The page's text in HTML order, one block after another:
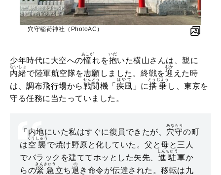
穴守稲荷神社（PhotoAC）
少年時代に大空への憧
あこが
れを抱
いだ
いた横山さんは、親に
内緒
ないしょ
で陸軍航空隊を志願しました。終戦を迎
むか
えた時
は、調布飛行場から戦闘
せんとう
機「 疾風
はやて
」に搭乗
とうじょう
し、東京を
守る任務に当たっていました。
「内地にいた私はすぐに復員できたが、 穴守
あなもり
の町
は空襲
くうしゅう
で焼け野原と化していた。父と母と三人
でバラックを建ててホッとした矢先、 進駐
しんちゅう
軍か
らの緊急
きんきゅう
立ち退
の
き命令が伝達された。移転は九